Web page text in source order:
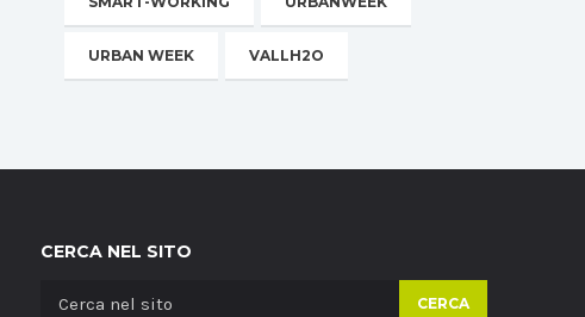
URBAN WEEK VALLH2O
CERCA NEL SITO
CERCA